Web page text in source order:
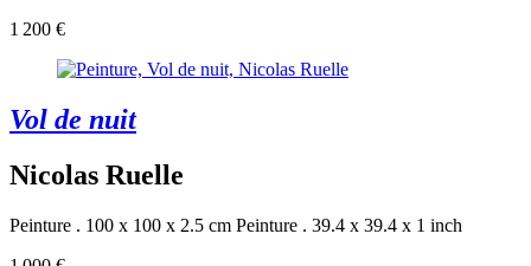
1 200 €
Vol de nuit
Nicolas Ruelle
Peinture . 100 x 100 x 2.5 cm Peinture . 39.4 x 39.4 x 1 inch